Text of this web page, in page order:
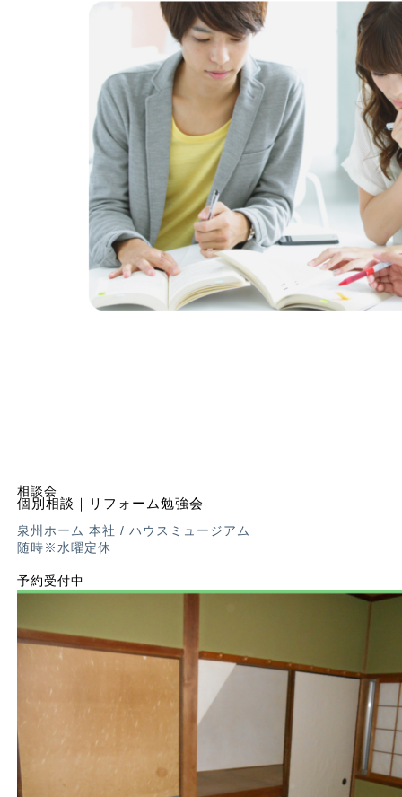
相談会
個別相談｜リフォーム勉強会
泉州ホーム 本社 / ハウスミュージアム
随時※水曜定休
予約受付中